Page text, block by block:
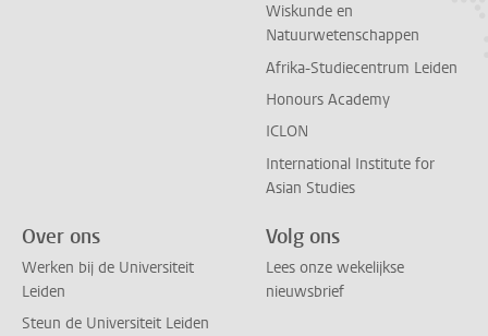
Wiskunde en
Natuurwetenschappen
Afrika-Studiecentrum Leiden
Honours Academy
ICLON
International Institute for
Asian Studies
Over ons
Werken bij de Universiteit
Leiden
Steun de Universiteit Leiden
Volg ons
Lees onze wekelijkse
nieuwsbrief